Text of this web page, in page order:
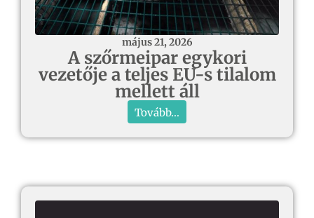
május 21, 2026
A szőrmeipar egykori
vezetője a teljes EU-s tilalom
mellett áll
Tovább...